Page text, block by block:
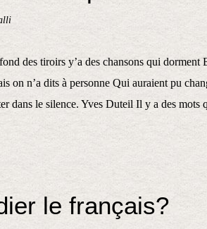
des tiroirs y’a des chansons qui dorment
on n’a dits à personne Qui auraient pu
dans le silence. Yves Duteil Il y a des mots
le français?